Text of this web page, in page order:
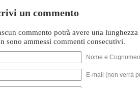
un commento
commento potrà avere una
sono ammessi commenti consecutivi.
Nome e
E-mail (non verrà